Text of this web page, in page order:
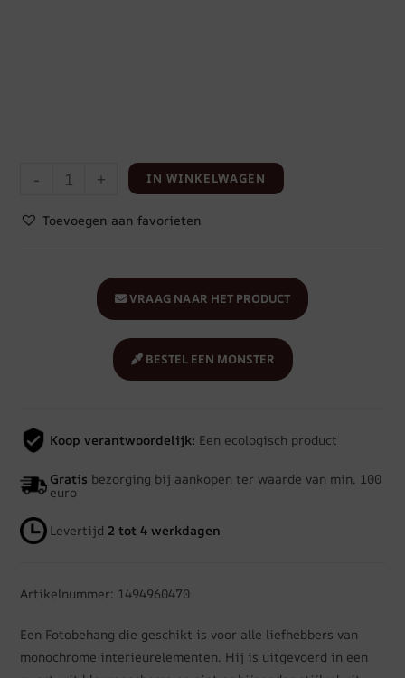
- + IN WINKELWAGEN
Toevoegen aan favorieten
BESTEL EEN MONSTER
VRAAG NAAR HET PRODUCT
Koop verantwoordelijk: Een ecologisch product
Gratis bezorging bij aankopen ter waarde van min. 100
euro
Levertijd 2 tot 4 werkdagen
Artikelnummer: 1494960470
Een Fotobehang die geschikt is voor alle liefhebbers van
monochrome interieurelementen. Hij is uitgevoerd in een